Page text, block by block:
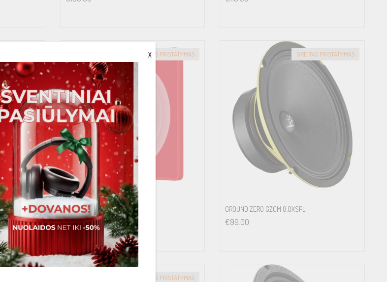
GREITAS PRISTATYMAS
HELIX CIX E50-S4
€69.00
GREITAS PRISTATYMAS
GROUND ZERO GZCM 8.0XSPL
€99.00
GREITAS PRISTATYMAS
X